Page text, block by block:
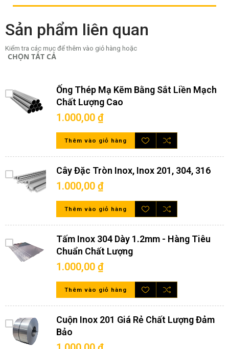
Xuất xứ sản phẩm:Châu Âu và Hàn Quốc, Đài Loan,
cần cắt lẻ theo yêu cầu. Hãy liên hệ với chúng tôi để được hỗ
trợ tư vấn cụ thể và hướng dẫn đặt hàng nhanh chóng.
Tấm inox 304 dày 4mm ứng dụng vào những lĩnh vực
Tấm inox 304 dày 4mm có nhiều ưu điểm, độ cứng cao; có thể
chịu được trong môi trường khắc nhiệt; nên nó rất được ưu
tiên sử dụng trong nhiều lĩnh vực công nghiệp, sản xuất, hàng
hải, đồ gia dụng, vận tải biển,… Những ứng dụng thường thấy
nhất của tấm inox như sau:
Dùng trong công nghiệp làm hệ thống bồn chứa; trong
dây chuyền sản xuất sản phẩm khép kín
Tấm inox 304 gia công đục lỗ dùng để làm lưới sàng lọc
nông sản; lọc khoáng sản,… dùng lưới lọc rác
Dùng làm ống dẫn dầu trong lĩnh vực hóa dầu; làm
dụng cụ, container hay để đựng các loại hóa chất
Sản phẩm liên quan
Kiểm tra các mục để thêm vào giỏ hàng hoặc
CHỌN TẤT CẢ
Ống Thép Mạ Kẽm Bằng Sắt Liền Mạch
Chất Lượng Cao
1.000,00 ₫
Thêm vào giỏ hàng
Cây Đặc Tròn Inox, Inox 201, 304, 316
1.000,00 ₫
Thêm vào giỏ hàng
Tấm Inox 304 Dày 1.2mm - Hàng Tiêu
Chuẩn Chất Lượng
1.000,00 ₫
Thêm vào giỏ hàng
Cuộn Inox 201 Giá Rẻ Chất Lượng Đảm
Bảo